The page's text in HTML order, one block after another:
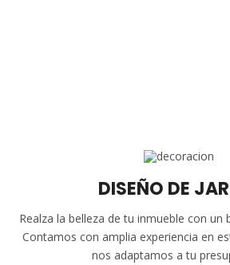
DISEÑO DE
Realza la belleza de tu inmueble con un
Contamos con amplia experiencia en
nos adaptamos a tu